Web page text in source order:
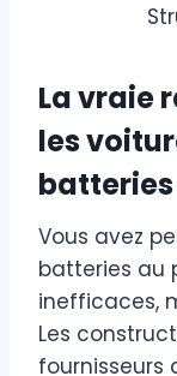
La vraie
les
Vous avez
batteries au
inefficaces,
Les
fournisseurs